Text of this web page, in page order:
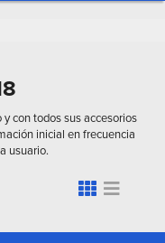
con todos sus accesorios
inicial en frecuencia
usuario.